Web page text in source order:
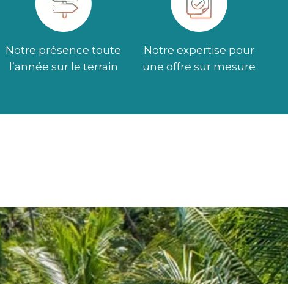
Notre présence toute
l’année sur le terrain
Notre expertise pour
une offre sur mesure